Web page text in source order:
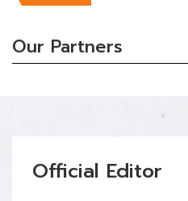
Our Partners
Official Editor